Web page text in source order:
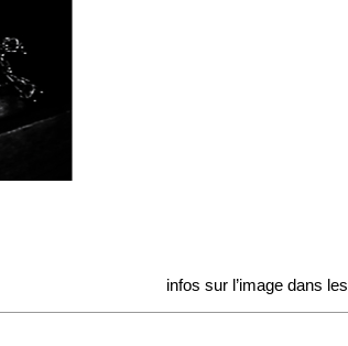
infos sur l’image dans les